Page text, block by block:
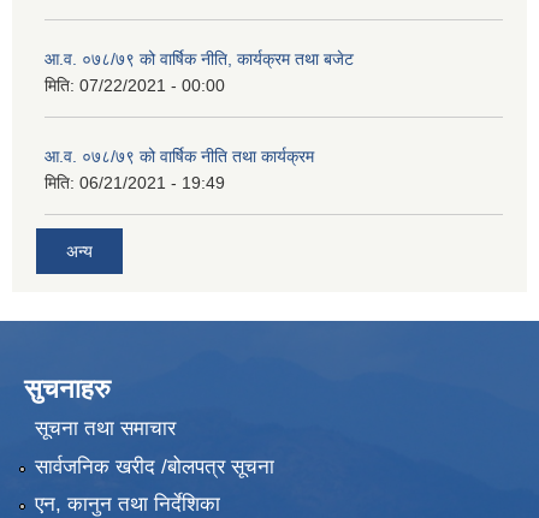
आ.व. ०७८/७९ को वार्षिक नीति, कार्यक्रम तथा बजेट
मिति: 07/22/2021 - 00:00
आ.व. ०७८/७९ को वार्षिक नीति तथा कार्यक्रम
मिति: 06/21/2021 - 19:49
अन्य
सुचनाहरु
सूचना तथा समाचार
सार्वजनिक खरीद /बोलपत्र सूचना
एन, कानुन तथा निर्देशिका